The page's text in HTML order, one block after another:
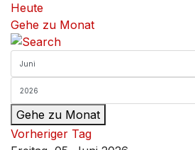
Heute
Gehe zu Monat
Gehe zu Monat
Vorheriger Tag